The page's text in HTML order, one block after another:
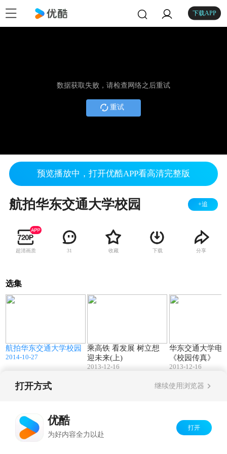
下载APP
数据获取失败，请检查网络之后重试
重试
预览播放中，打开优酷APP看高清完整版
航拍华东交通大学校园 +追
超清画质 31 收藏 下载 分享
选集
航拍华东交通大学校园
2014-10-27
乘高铁 看发展 树立想
迎未来(上)
2013-12-16
华东交通大学电
《校园传真》
2013-12-16
打开方式 继续使用浏览器
优酷
为好内容全力以赴
打开